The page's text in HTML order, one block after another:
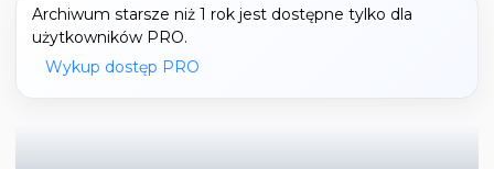
Archiwum starsze niż 1 rok jest dostępne tylko dla
użytkowników PRO.
Wykup dostęp PRO